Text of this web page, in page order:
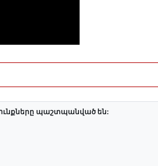
պաշտպանված են: